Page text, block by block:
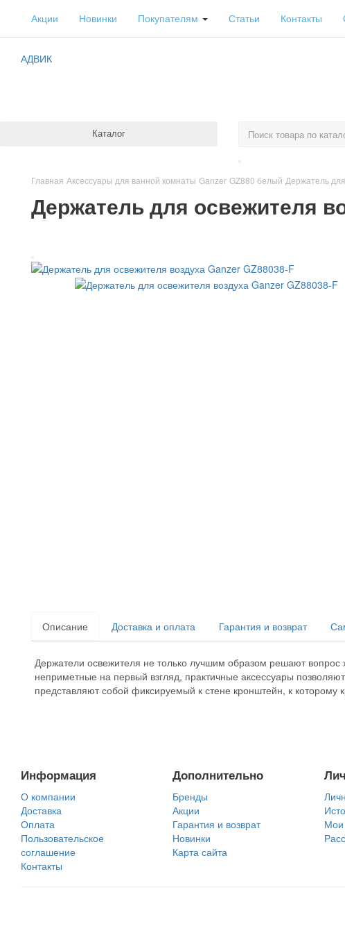
Акции Новинки Покупателям Статьи Контакты
АДВИК
Каталог
Главная Аксессуары для ванной комнаты Ganzer GZ880 белый Держатель
Держатель для освежителя
Описание Доставка и оплата Гарантия и возврат
Держатели освежителя не только лучшим образом решают
неприметные на первый взгляд, практичные аксессуары
представляют собой фиксируемый к стене кронштейн, к которому
Информация
О компании
Доставка
Оплата
Пользовательское
соглашение
Контакты
Дополнительно
Бренды
Акции
Гарантия и возврат
Новинки
Карта сайта
Мои